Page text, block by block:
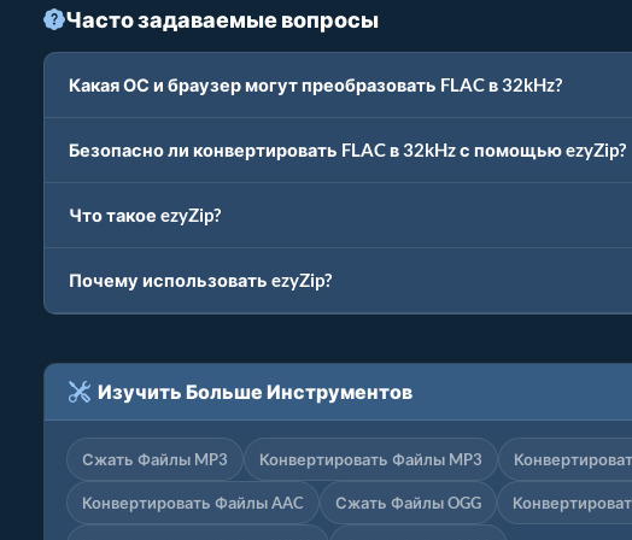
Часто задаваемые вопросы
Какая ОС и браузер могут преобразовать FLAC в 32kHz?
Безопасно ли конвертировать FLAC в 32kHz с помощью ezyZip?
Что такое ezyZip?
Почему использовать ezyZip?
Изучить Больше Инструментов
Сжать Файлы MP3 Конвертировать Файлы MP3
Конвертировать Файлы AAC Сжать Файлы OGG